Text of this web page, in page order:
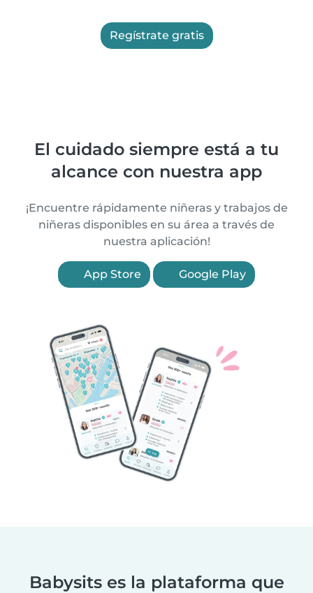
Regístrate gratis
El cuidado siempre está a tu
alcance con nuestra app
¡Encuentre rápidamente niñeras y trabajos de
niñeras disponibles en su área a través de
nuestra aplicación!
App Store Google Play
Babysits es la plataforma que